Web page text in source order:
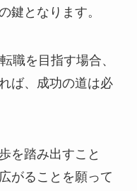
鍵となります。
職を目指す場合、
ば、成功の道は必
を踏み出すこと
がることを願って